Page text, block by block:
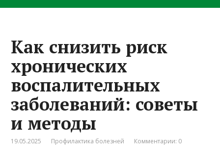
Как снизить риск
хронических
воспалительных
заболеваний: советы
и методы
19.05.2025 Профилактика болезней Комментарии: 0